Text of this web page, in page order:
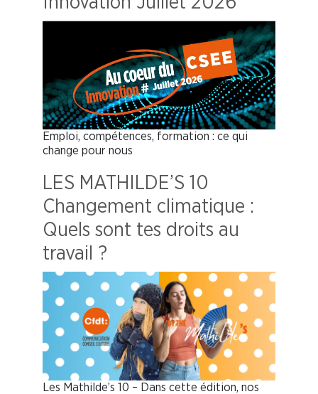
Emploi, compétences, formation : ce qui
change pour nous
LES MATHILDE’S 10
Changement climatique :
Quels sont tes droits au
travail ?
Les Mathilde’s 10 – Dans cette édition, nos